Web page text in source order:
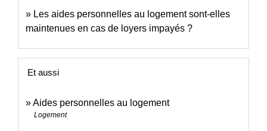
Les aides personnelles au logement sont-elles
maintenues en cas de loyers impayés ?
Et aussi
Aides personnelles au logement
Logement